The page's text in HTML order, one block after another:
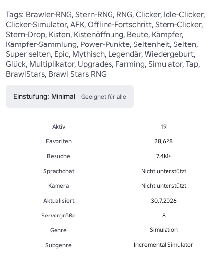
Tags: Brawler-RNG, Stern-RNG, RNG, Clicker, Idle-Clicker,
Clicker-Simulator, AFK, Offline-Fortschritt, Stern-Clicker,
Stern-Drop, Kisten, Kistenöffnung, Beute, Kämpfer,
Kämpfer-Sammlung, Power-Punkte, Seltenheit, Selten,
Super selten, Epic, Mythisch, Legendär, Wiedergeburt,
Glück, Multiplikator, Upgrades, Farming, Simulator, Tap,
BrawlStars, Brawl Stars RNG
Einstufung: Minimal Geeignet für alle
Aktiv
19
Favoriten
28,628
Besuche
7.4M+
Sprachchat
Nicht unterstützt
Kamera
Nicht unterstützt
Aktualisiert
30.7.2026
Servergröße
8
Genre
Simulation
Sub­gen­re Incremental Simulator